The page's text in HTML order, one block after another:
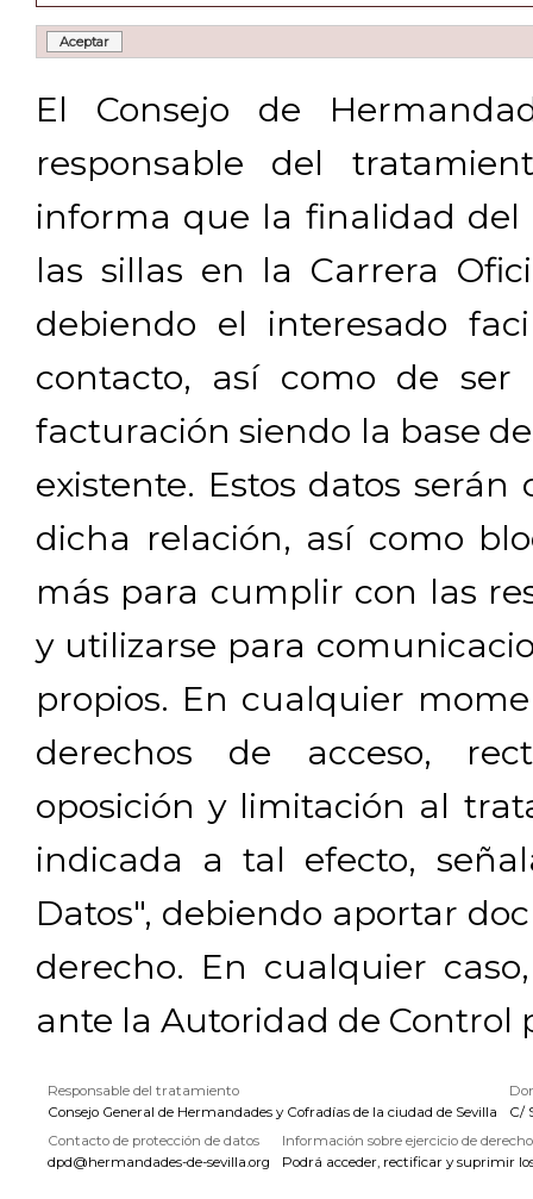
El Consejo de
responsable del
informa que la finalidad del
las sillas en la Carrera
debiendo el interesado
contacto, así como de ser
facturación siendo la base
existente. Estos datos
dicha relación, así como
más para cumplir con las
y utilizarse para
propios. En cualquier
derechos de acceso,
oposición y limitación al
indicada a tal efecto,
Datos", debiendo aportar
derecho. En cualquier
ante la Autoridad de Control
Responsable del tratamiento
Consejo General de Hermandades y Cofradías de la ciudad de Sevilla
C/
Contacto de protección de datos
dpd@hermandades-de-sevilla.org
Información sobre ejercicio de
Podrá acceder, rectificar y suprimir